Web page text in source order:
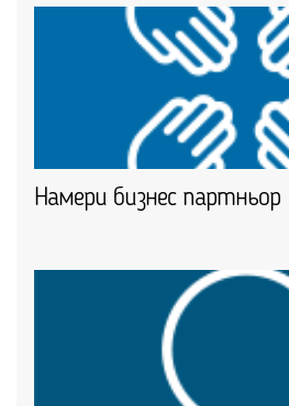
Намери бизнес партньор